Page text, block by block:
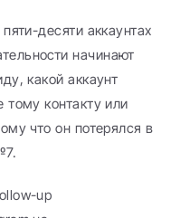
десяти аккаунтах
начинают
какой аккаунт
тому контакту или
что он потерялся в
up